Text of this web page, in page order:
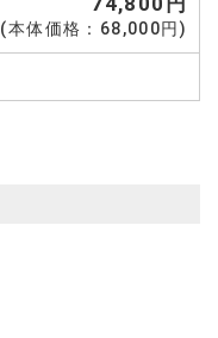
(本体価格：68,000円)